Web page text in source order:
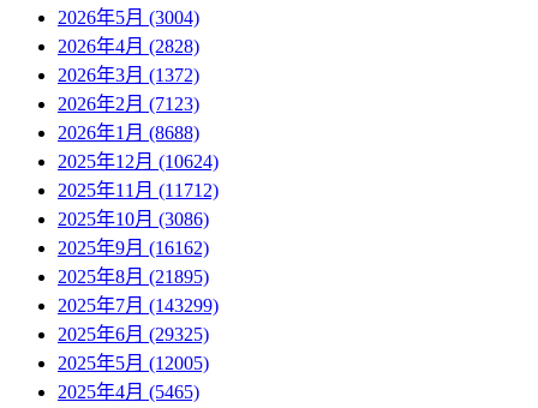
2026年5月 (3004)
2026年4月 (2828)
2026年3月 (1372)
2026年2月 (7123)
2026年1月 (8688)
2025年12月 (10624)
2025年11月 (11712)
2025年10月 (3086)
2025年9月 (16162)
2025年8月 (21895)
2025年7月 (143299)
2025年6月 (29325)
2025年5月 (12005)
2025年4月 (5465)